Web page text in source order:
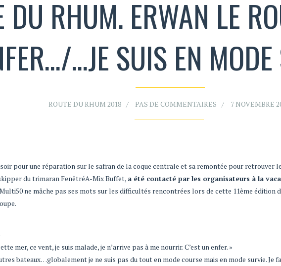
DU RHUM. ERWAN LE
…JE SUIS EN
ROUTE DU RHUM 2018 PAS DE COMMENTAIRES 7 NOVEMBRE
pour une réparation sur le safran de la coque centrale et sa remontée pour retrouver
du trimaran FenêtréA-Mix Buffet, a été contacté par les organisateurs à la
ne mâche pas ses mots sur les difficultés rencontrées lors de cette 11ème édition
mer, ce vent, je suis malade, je n’arrive pas à me nourrir. C’est un enfer. »
bateaux…globalement je ne suis pas du tout en mode course mais en mode survie. Je